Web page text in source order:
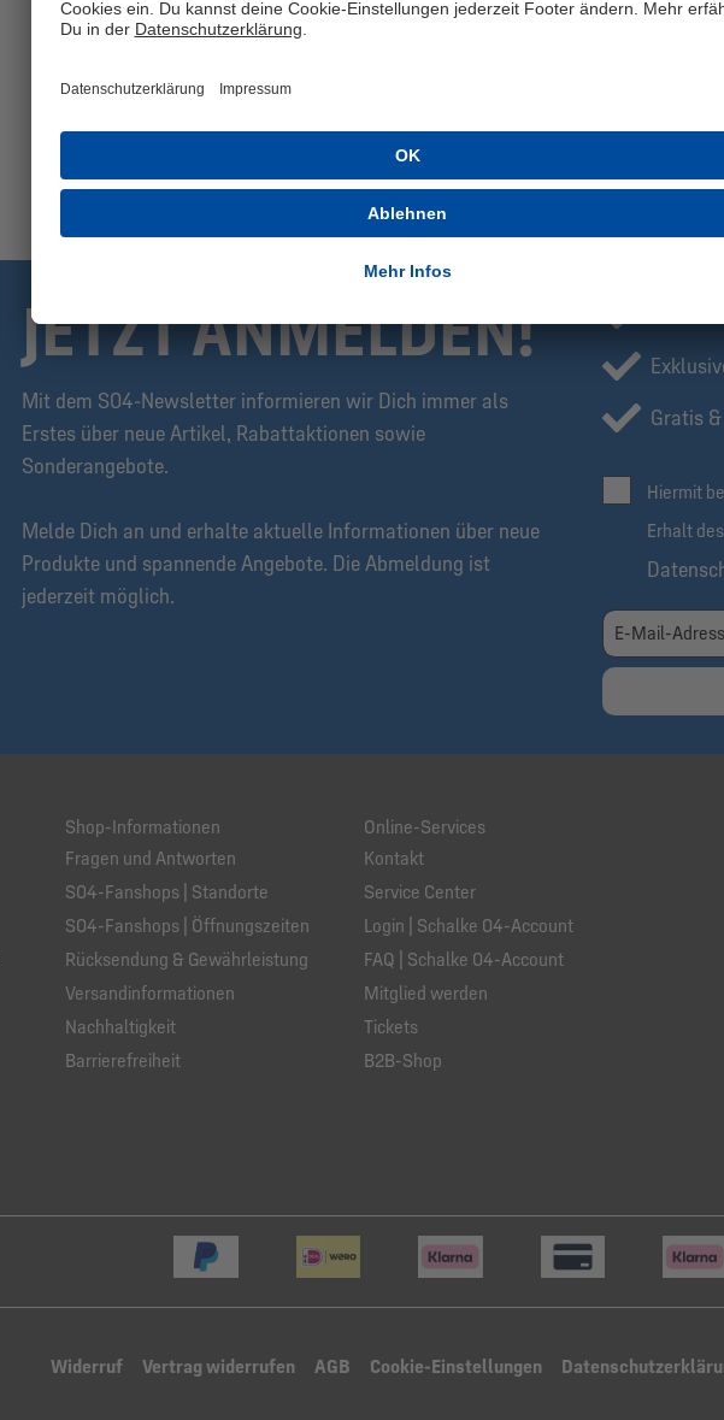
PFLEGEHINWEIS:
Für eine besonders langanhaltende Produktqualität: Bitte keine
Herstellerangaben: Grubenhelden GmbH, Maria-Theresien-Str. 1,
JETZT ANMELDEN!
Mit dem S04-Newsletter informieren wir Dich immer als
Erstes über neue Artikel, Rabattaktionen sowie
Sonderangebote.
Melde Dich an und erhalte aktuelle Informationen über neue
Produkte und spannende Angebote. Die Abmeldung ist
jederzeit möglich.
Gratis
Hiermit
Erhalt
Shop-Informationen
Fragen und Antworten
S04-Fanshops | Standorte
S04-Fanshops | Öffnungszeiten
Rücksendung & Gewährleistung
Versandinformationen
Nachhaltigkeit
Barrierefreiheit
Online-Services
Kontakt
Service Center
Login | Schalke 04-Account
FAQ | Schalke 04-Account
Mitglied werden
Tickets
B2B-Shop
Widerruf Vertrag widerrufen AGB Cookie-Einstellungen